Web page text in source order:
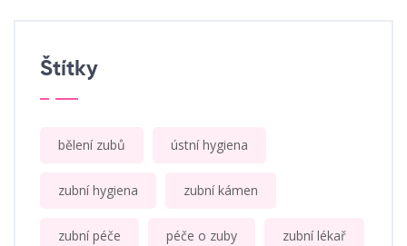
Štítky
bělení zubů ústní hygiena
zubní hygiena zubní kámen
zubní péče péče o zuby zubní lékař